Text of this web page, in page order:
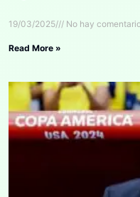
19/03/2025 No hay
Read More »